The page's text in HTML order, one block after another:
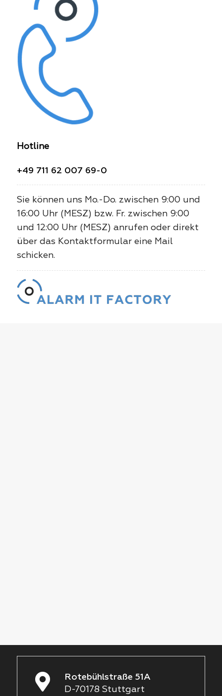
Hotline
+49 711 62 007 69-0
Sie können uns Mo.-Do. zwischen 9:00 und
16:00 Uhr (MESZ) bzw. Fr. zwischen 9:00
und 12:00 Uhr (MESZ) anrufen oder direkt
über das Kontaktformular eine Mail
schicken.
Rotebühlstraße 51A
D-70178 Stuttgart